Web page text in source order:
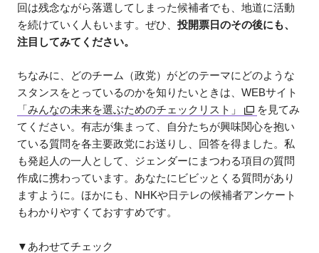
回は残念ながら落選してしまった候補者でも、地道に活動
を続けていく人もいます。ぜひ、投開票日のその後にも、
注目してみてください。
ちなみに、どのチーム（政党）がどのテーマにどのような
スタンスをとっているのかを知りたいときは、WEBサイト
「みんなの未来を選ぶためのチェックリスト」
を見てみ
てください。有志が集まって、自分たちが興味関心を抱い
ている質問を各主要政党にお送りし、回答を得ました。私
も発起人の一人として、ジェンダーにまつわる項目の質問
作成に携わっています。あなたにビビッとくる質問があり
ますように。ほかにも、NHKや日テレの候補者アンケート
もわかりやすくておすすめです。
▼あわせてチェック